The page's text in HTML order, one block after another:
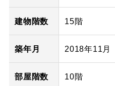
建物階数 15階
築年月 2018年11月
部屋階数 10階